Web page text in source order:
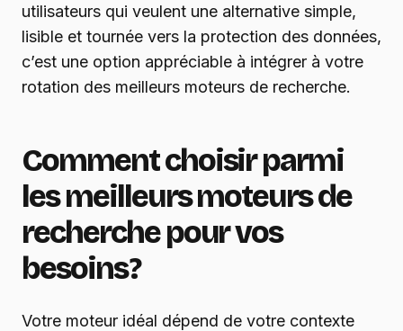
utilisateurs qui veulent une alternative simple,
lisible et tournée vers la protection des données,
c’est une option appréciable à intégrer à votre
rotation des meilleurs moteurs de recherche.
Comment choisir parmi
les meilleurs moteurs de
recherche pour vos
besoins ?
Votre moteur idéal dépend de votre contexte